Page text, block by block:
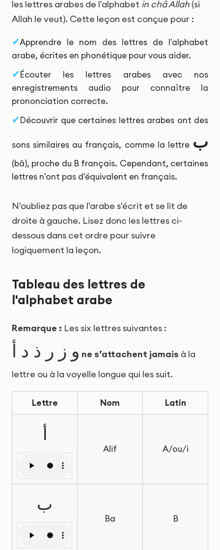
les lettres arabes de l'alphabet in châ Allah (si
Allah le veut). Cette leçon est conçue pour :
Apprendre le nom des lettres de l'alphabet
arabe, écrites en phonétique pour vous aider.
Écouter les lettres arabes avec nos
enregistrements audio pour connaître la
prononciation correcte.
Découvrir que certaines lettres arabes ont des
sons similaires au français, comme la lettre ب
(bâ), proche du B français. Cependant, certaines
lettres n'ont pas d'équivalent en français.
N'oubliez pas que l'arabe s'écrit et se lit de
droite à gauche. Lisez donc les lettres ci-
dessous dans cet ordre pour suivre
logiquement la leçon.
Tableau des lettres de
l'alphabet arabe
Remarque : Les six lettres suivantes :
و ز ر ذ د أ ne s’attachent jamais à la
lettre ou à la voyelle longue qui les suit.
Lettre Nom Latin
Alif A/ou/i
ب
Ba B